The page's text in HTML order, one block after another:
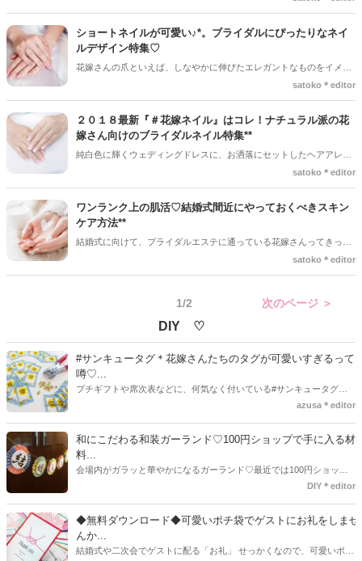
『キレイ～！！』って思ってもらえるためには毎日のコツコツケアが
大切♪*。結婚式を迎える前に、スキンケアや髪の毛のお手入れに力を
入れてみてはいかがでしょうか？今回は、結婚式までに取り組みたい
スキンケア方法と髪の毛のケア方法をご紹介していきます＊*
ショートネイルが可愛い♪*。ブライダルにぴったりなネイ
ルデザイン特集♡
花嫁さんの爪といえば、しなやかに伸びたエレガントなものをイメー
ジしがち。でも、『＃ブライダルネイル』で検索してみると、短くて
事では、ナチュラル派・シンプル派の花嫁さんにおすすめする結婚式
にぴったりな『ショートネイル』をご紹介していきます*。
satoko＊editor
２０１８最新『＃花嫁ネイル』はコレ！ナチュラル派の花
嫁さん向けのブライダルネイル特集**
純白色に輝くウェディングドレスに、お洒落にセットしたヘアアレン
ジ♡そんな大切な1日だからこそ、花嫁さんの指先まできれいにおめか
期や、デザインをご紹介♪ゲストに『かわいい～!』と、褒められる素
敵なナチュラルネイルで、最高の当日を迎えてくださいね**
satoko＊editor
ワンランク上の肌活♡結婚式間近にやっておくべきスキン
ケア方法**
結婚式に向けて、ブライダルエステに通っている花嫁さんってきっと
多いはず。人生の晴れ舞台だからこそ、『最高のコンディションで、
えるために、やっておきたいスキンケア方法をお伝えしていきます**
satoko＊editor
1/2 次のページ ＞
DIY ♡
#サンキュータグ＊花嫁さんたちのタグが可愛いすぎるって
噂♡...
プチギフトや席次表などに、何気なく付いている#サンキュータグ実
はほとんどの花嫁さんが手作りしてるってご存知でしたか！？あるの
ま、付いてた方が断然可愛い♡そんなプレ花嫁さんたちの#サンキュー
タグアイデア、探してみました♪
azusa＊editor
和にこだわる和装ガーランド♡100円ショップで手に入る材
料...
会場内がガラッと華やかになるガーランド♡最近では100円ショップ
で既に完成された物が販売されていたり、ネット上でダウンロードし
す。ダウンロードしたデザインを印刷する紙をこだわるプレ花嫁さん
も・・・♡紙質や柄などでガラッと印象が変わりますよね♪
DIY＊editor
◆無料ダウンロード◆可愛いポチ袋でゲストにお礼をしませ
んか...
結婚式や二次会でゲストに配る「お礼」 せっかくなので、可愛いポチ